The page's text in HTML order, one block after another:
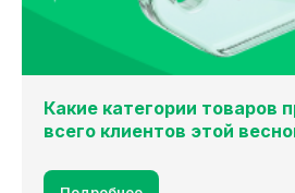
Какие категории товаров
всего клиентов этой